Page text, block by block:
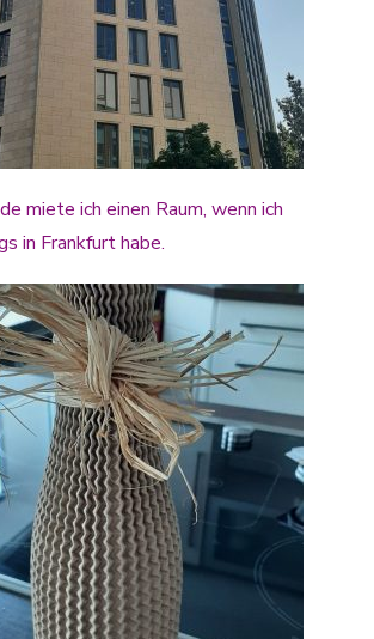
miete ich einen Raum, wenn ich
in Frankfurt habe.